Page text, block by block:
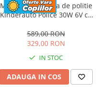
Masinuta electrica de politie
Kinderauto Police 30W 6V cu
bluetooth, culoare Alb
589,00 RON
329,00 RON
IN STOC
ADAUGA IN COS